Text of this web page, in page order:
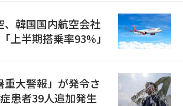
、韓国国内航空会社
上半期搭乗率93%」
重大警報」が発令さ
患者39人追加発生